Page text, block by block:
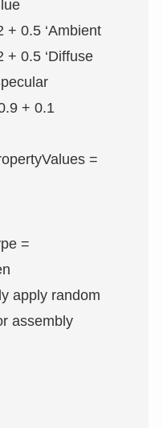
+ 0.5 ‘Ambient
+ 0.5 ‘Diffuse
+ 0.1
=
=
apply random
assembly